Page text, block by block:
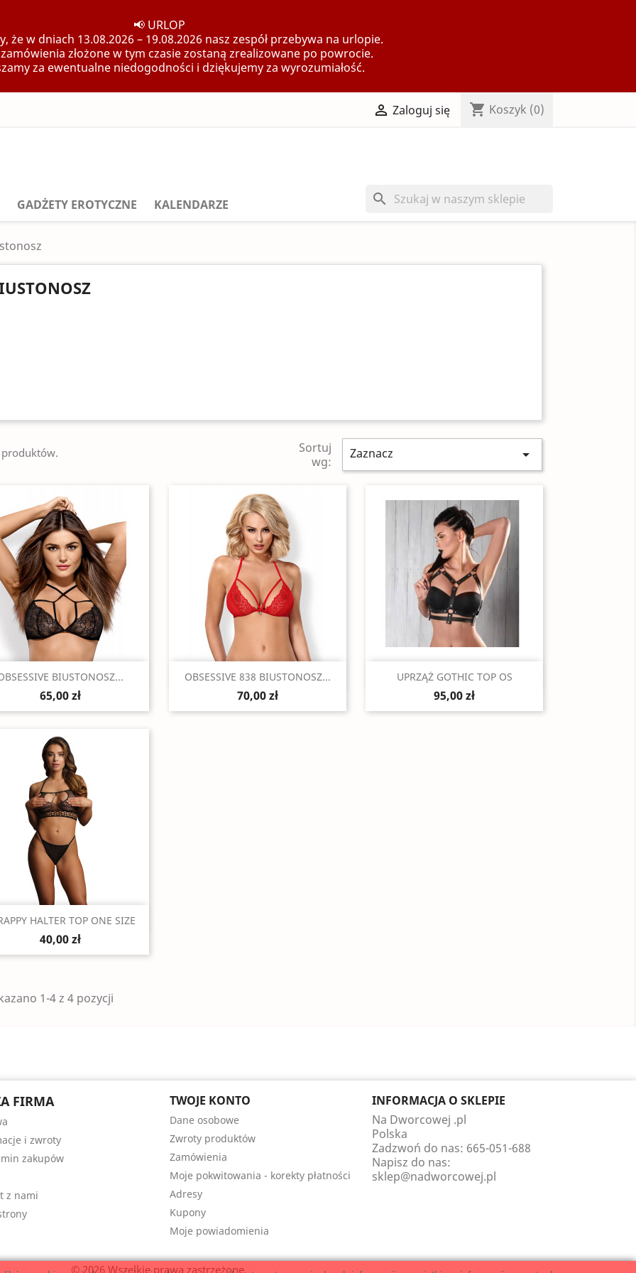
📢 URLOP
że w dniach 13.08.2026 – 19.08.2026 nasz zespół przebywa na urlopie.
złożone w tym czasie zostaną zrealizowane po powrocie.
za ewentualne niedogodności i dziękujemy za wyrozumiałość.
 Zaloguj się shopping_cart Koszyk (0)
GADŻETY EROTYCZNE KALENDARZE search
produktów.
Sortuj
wg:
Zaznacz 
Szybki podgląd
BIUSTONOSZ...
65,00 zł
Szybki podgląd
OBSESSIVE 838 BIUSTONOSZ...
70,00 zł
Szybki podgląd
UPRZĄŻ GOTHIC TOP OS
95,00 zł
Szybki podgląd
HALTER TOP ONE SIZE
40,00 zł
1-4 z 4 pozycji
FIRMA
i zwroty
zakupów
z nami
TWOJE KONTO
Dane osobowe
Zwroty produktów
Zamówienia
Moje pokwitowania - korekty płatności
Adresy
Kupony
Moje powiadomienia
INFORMACJA O SKLEPIE
Na Dworcowej .pl
Polska
Zadzwoń do nas: 665-051-688
Napisz do nas:
sklep@nadworcowej.pl
© 2026 Wszelkie prawa zastrzeżone.